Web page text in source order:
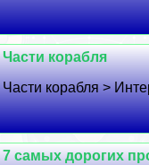
Части корабля
Части корабля >
7 самых дорогих